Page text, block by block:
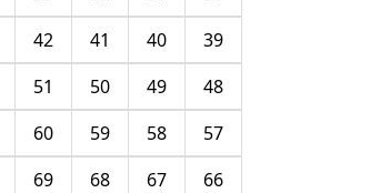
39
40
41
42
48
49
50
51
57
58
59
60
66
67
68
69